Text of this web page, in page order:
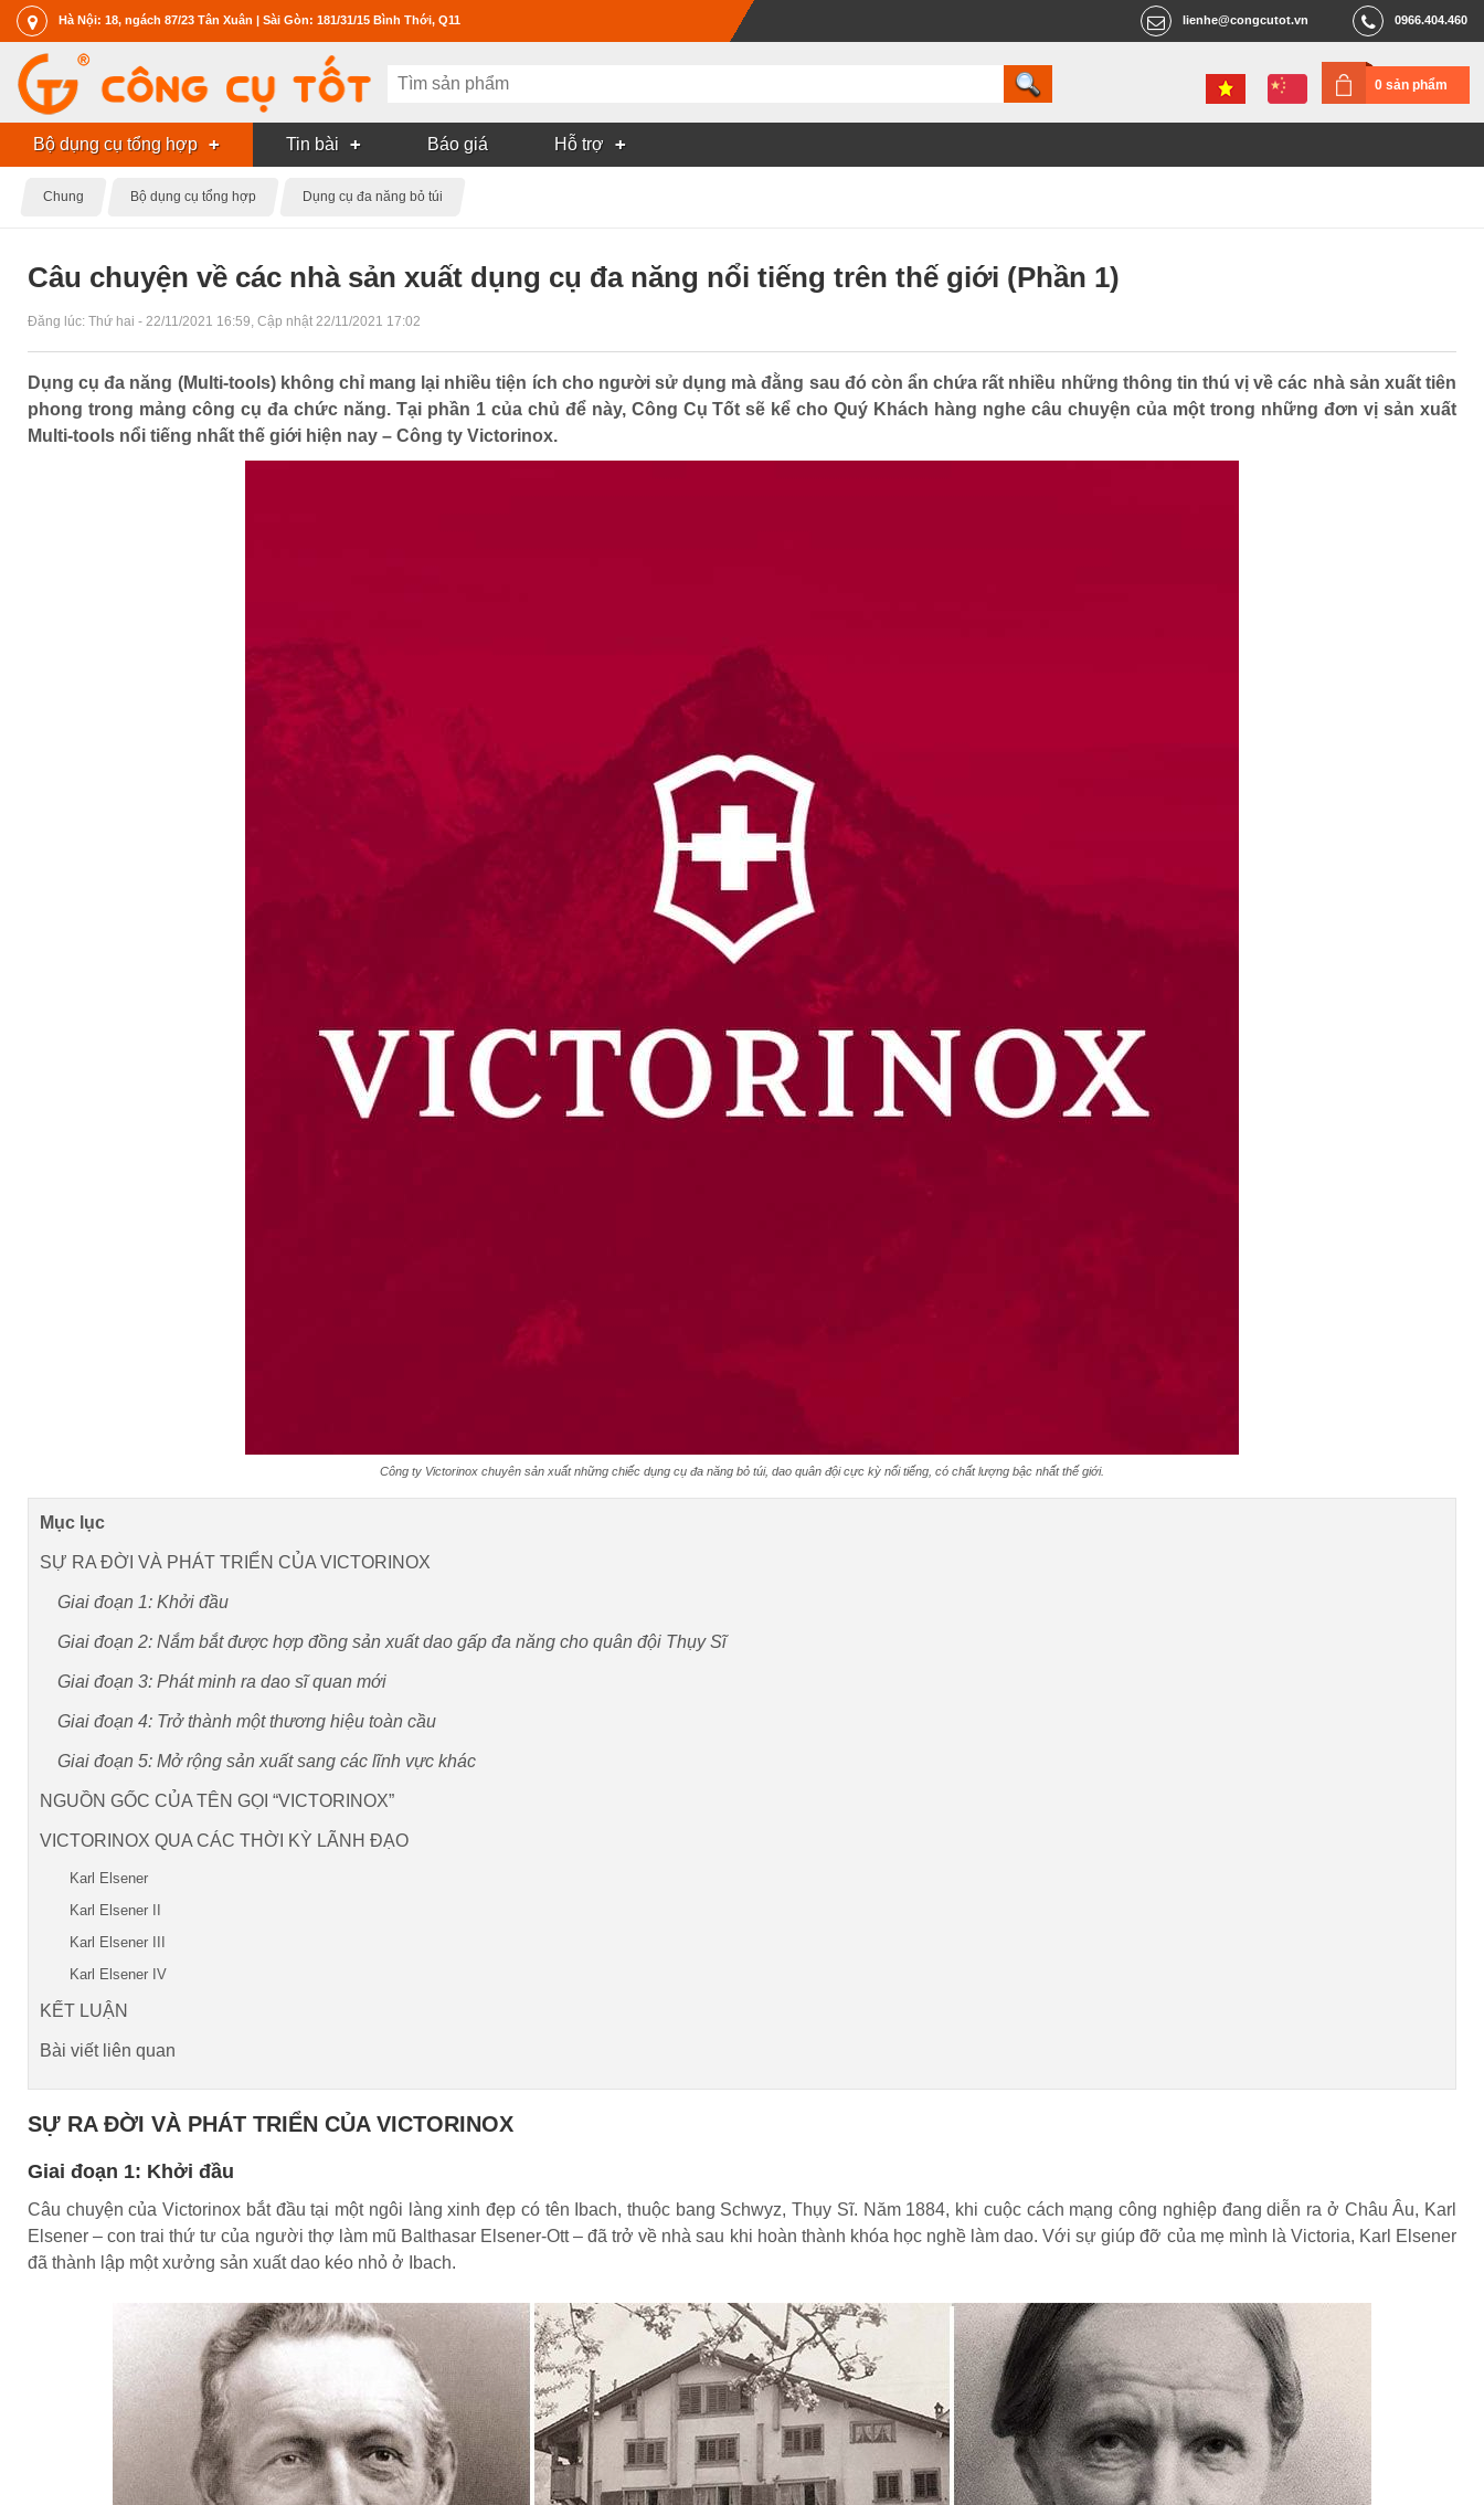
Hà Nội: 18, ngách 87/23 Tân Xuân | Sài Gòn: 181/31/15 Bình Thới, Q11 0966.404.460
lienhe@congcutot.vn
0 sản phẩm
Bộ dụng cụ tổng hợp Tin bài Báo giá Hỗ trợ
Chung Bộ dụng cụ tổng hợp Dụng cụ đa năng bỏ túi
Câu chuyện về các nhà sản xuất dụng cụ đa năng nổi tiếng trên thế giới (Phần 1)
Đăng lúc: Thứ hai - 22/11/2021 16:59 , Cập nhật 22/11/2021 17:02
Dụng cụ đa năng (Multi-tools) không chỉ mang lại nhiều tiện ích cho người sử dụng mà đằng sau đó còn ẩn chứa rất nhiều những thông tin thú vị về các nhà sản xuất tiên
phong trong mảng công cụ đa chức năng. Tại phần 1 của chủ để này, Công Cụ Tốt sẽ kể cho Quý Khách hàng nghe câu chuyện của một trong những đơn vị sản xuất
Multi-tools nổi tiếng nhất thế giới hiện nay – Công ty Victorinox.
Công ty Victorinox chuyên sản xuất những chiếc dụng cụ đa năng bỏ túi, dao quân đội cực kỳ nổi tiếng, có chất lượng bậc nhất thế giới.
Mục lục
SỰ RA ĐỜI VÀ PHÁT TRIỂN CỦA VICTORINOX
Giai đoạn 1: Khởi đầu
Giai đoạn 2: Nắm bắt được hợp đồng sản xuất dao gấp đa năng cho quân đội Thụy Sĩ
Giai đoạn 3: Phát minh ra dao sĩ quan mới
Giai đoạn 4: Trở thành một thương hiệu toàn cầu
Giai đoạn 5: Mở rộng sản xuất sang các lĩnh vực khác
NGUỒN GỐC CỦA TÊN GỌI “VICTORINOX”
VICTORINOX QUA CÁC THỜI KỲ LÃNH ĐẠO
Karl Elsener
Karl Elsener II
Karl Elsener III
Karl Elsener IV
KẾT LUẬN
Bài viết liên quan
SỰ RA ĐỜI VÀ PHÁT TRIỂN CỦA VICTORINOX
Giai đoạn 1: Khởi đầu
Câu chuyện của Victorinox bắt đầu tại một ngôi làng xinh đẹp có tên Ibach, thuộc bang Schwyz, Thụy Sĩ. Năm 1884, khi cuộc cách mạng công nghiệp đang diễn ra ở Châu Âu, Karl
Elsener – con trai thứ tư của người thợ làm mũ Balthasar Elsener-Ott – đã trở về nhà sau khi hoàn thành khóa học nghề làm dao. Với sự giúp đỡ của mẹ mình là Victoria, Karl Elsener
đã thành lập một xưởng sản xuất dao kéo nhỏ ở Ibach.